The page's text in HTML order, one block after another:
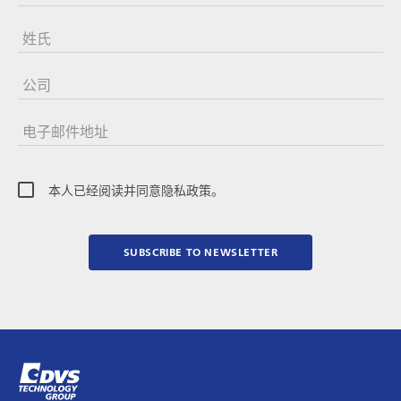
姓氏
公司
电子邮件地址
本人已经阅读并同意隐私政策。
SUBSCRIBE TO NEWSLETTER